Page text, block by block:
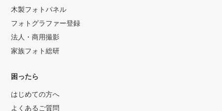
木製フォトパネル
フォトグラファー登録
法人・商用撮影
家族フォト総研
困ったら
はじめての方へ
よくあるご質問